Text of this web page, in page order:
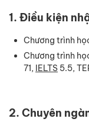
1. Điều kiện
Chương trình
Chương trình
71, IELTS 5.5,
2. Chuyên